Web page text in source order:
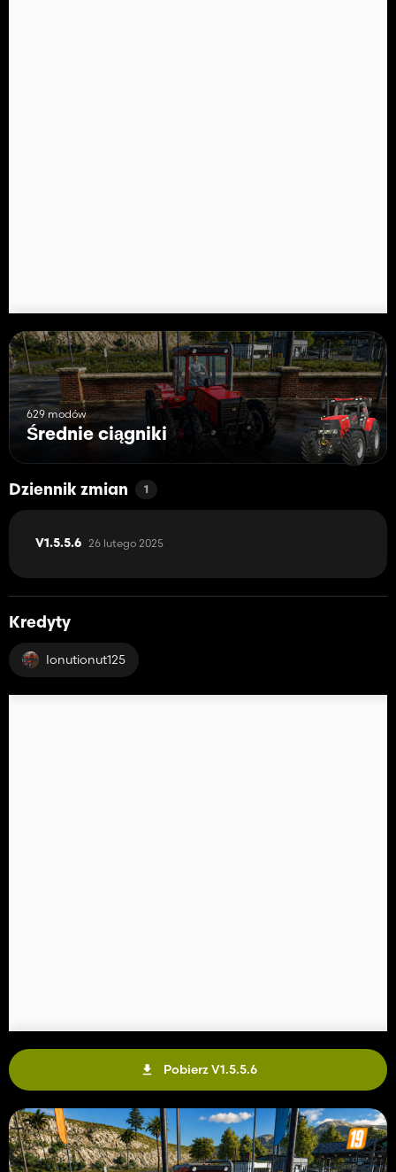
629 modów
Średnie ciągniki
Dziennik zmian 1
V1.5.5.6 26 lutego 2025
Kredyty
Ionutionut125
Pobierz V1.5.5.6